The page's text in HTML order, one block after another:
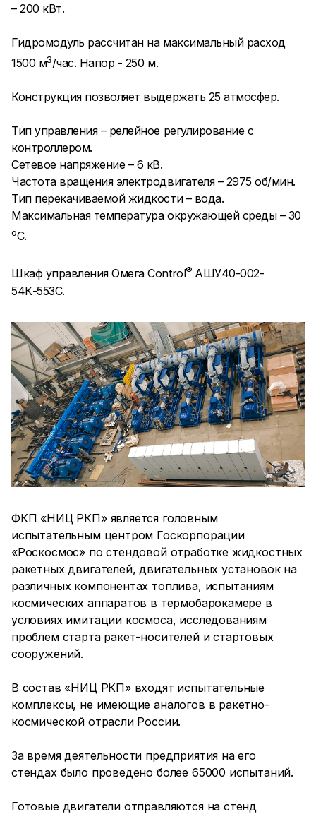
– 200 кВт.
Гидромодуль рассчитан на максимальный расход
1500 м3/час. Напор - 250 м.
Конструкция позволяет выдержать 25 атмосфер.
Тип управления – релейное регулирование с
контроллером.
Сетевое напряжение – 6 кВ.
Частота вращения электродвигателя – 2975 об/мин.
Тип перекачиваемой жидкости – вода.
Максимальная температура окружающей среды – 30
оС.
Шкаф управления Омега Control® АШУ40-002-
54К-553C.
ФКП «НИЦ РКП» является головным
испытательным центром Госкорпорации
«Роскосмос» по стендовой отработке жидкостных
ракетных двигателей, двигательных установок на
различных компонентах топлива, испытаниям
космических аппаратов в термобарокамере в
условиях имитации космоса, исследованиям
проблем старта ракет-носителей и стартовых
сооружений.
В состав «НИЦ РКП» входят испытательные
комплексы, не имеющие аналогов в ракетно-
космической отрасли России.
За время деятельности предприятия на его
стендах было проведено более 65000 испытаний.
Готовые двигатели отправляются на стенд